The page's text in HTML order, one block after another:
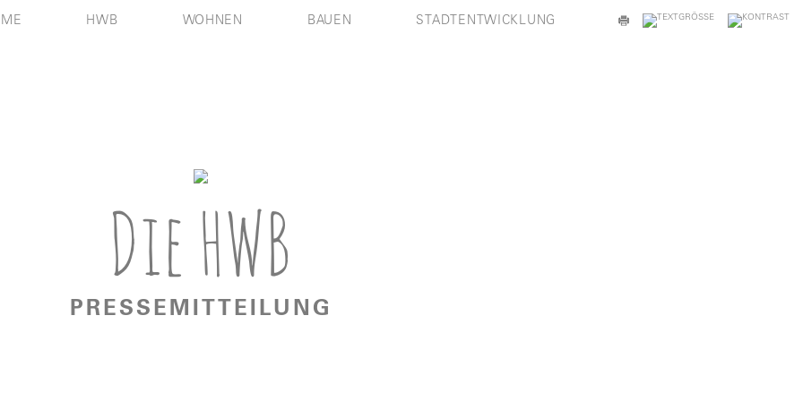
HWB WOHNEN BAUEN STADTENTWICKLUNG
Die HWB
PRESSEMITTEILUNG